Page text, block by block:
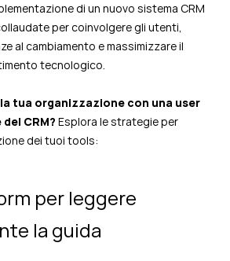
di un nuovo sistema CRM
per coinvolgere gli utenti,
al cambiamento e massimizzare il
tecnologico.
tua organizzazione con una user
CRM? Esplora le strategie per
dei tuoi tools:
per leggere
la guida